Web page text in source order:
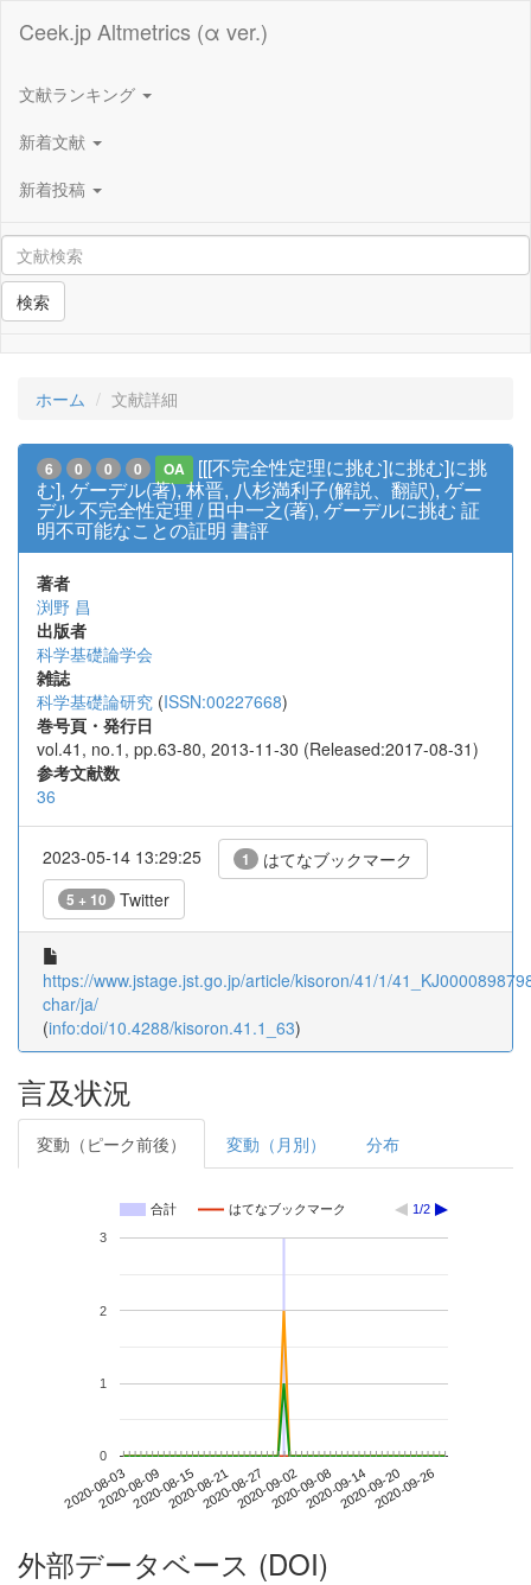
Ceek.jp Altmetrics (α ver.)
文献ランキング
新着文献
新着投稿
検索
ホーム 文献詳細
6 0 0 0 OA
[[[不完全性定理に挑む]に挑む]に挑
む], ゲーデル(著), 林晋, 八杉満利子(解説、翻訳), ゲー
デル 不完全性定理 / 田中一之(著), ゲーデルに挑む 証
明不可能なことの証明 書評
著者
渕野 昌
出版者
科学基礎論学会
雑誌
科学基礎論研究 (ISSN:00227668)
巻号頁・発行日
vol.41, no.1, pp.63-80, 2013-11-30 (Released:2017-08-31)
参考文献数
36
2023-05-14 13:29:25 1 はてなブックマーク
5 + 10 Twitter
https://www.jstage.jst.go.jp/article/kisoron/41/1/
char/ja/
(info:doi/10.4288/kisoron.41.1_63)
言及状況
変動（ピーク前後） 変動（月別） 分布
合計 はてなブックマーク 1/2
2020-08-032020-08-092020-08-152020-08-212020-08-272020-09-022020-09-082020-09-142020-09-202020-09-26
0
1
2
3
外部データベース (DOI)